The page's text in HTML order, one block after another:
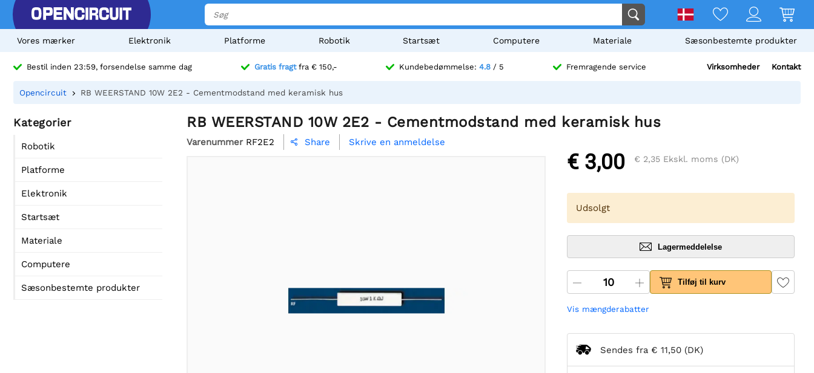
Vores mærker Elektronik Platforme Robotik Startsæt Computere Materiale Sæsonbestemte produkter
Bestil inden 23:59, forsendelse samme dag Gratis fragtfra € 150,- Kundebedømmelse: 4.8 / 5 Fremragende service Virksomheder Kontakt
Opencircuit RB WEERSTAND 10W 2E2 - Cementmodstand med keramisk hus
Kategorier
Robotik
Platforme
Elektronik
Startsæt
Materiale
Computere
Sæsonbestemte produkter
RB WEERSTAND 10W 2E2 - Cementmodstand med keramisk hus
Varenummer RF2E2  Share Skrive en anmeldelse
€ 3,00 € 2,35 Ekskl. moms (DK)
Udsolgt
Lagermeddelelse
Tilføj til kurv
Vis mængderabatter
Sendes fra € 11,50 (DK)